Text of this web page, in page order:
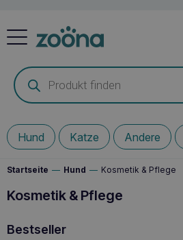
Products
search
Hund Katze Andere
Startseite — Hund — Kosmetik & Pflege
Kosmetik & Pflege
Bestseller